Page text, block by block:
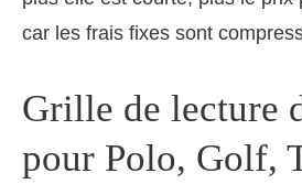
car les frais fixes sont
Grille de lecture
pour Polo, Golf,